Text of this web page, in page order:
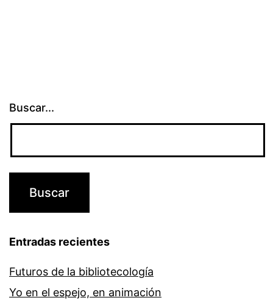
Buscar...
Entradas recientes
Futuros de la bibliotecología
Yo en el espejo, en animación